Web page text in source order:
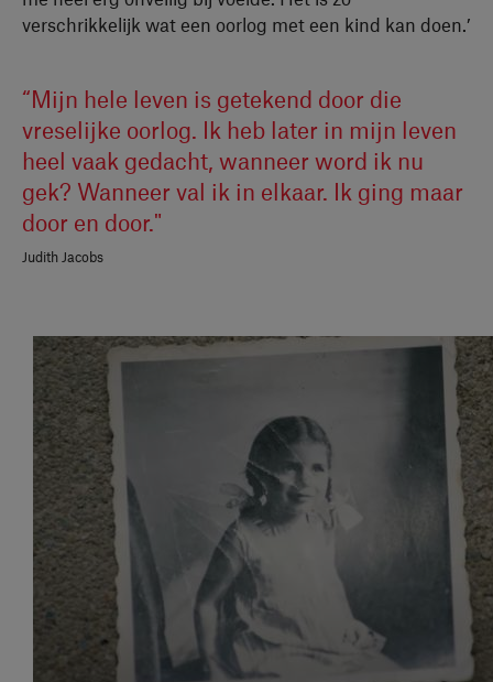
verschrikkelijk wat een oorlog met een kind kan doen.’
“Mijn hele leven is getekend door die
vreselijke oorlog. Ik heb later in mijn leven
heel vaak gedacht, wanneer word ik nu
gek? Wanneer val ik in elkaar. Ik ging maar
door en door."
Judith Jacobs